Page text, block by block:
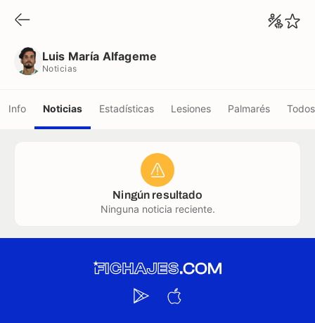
Luis María Alfageme
Noticias
Info Noticias Estadísticas Lesiones Palmarés
Ningún resultado
Ninguna noticia reciente.